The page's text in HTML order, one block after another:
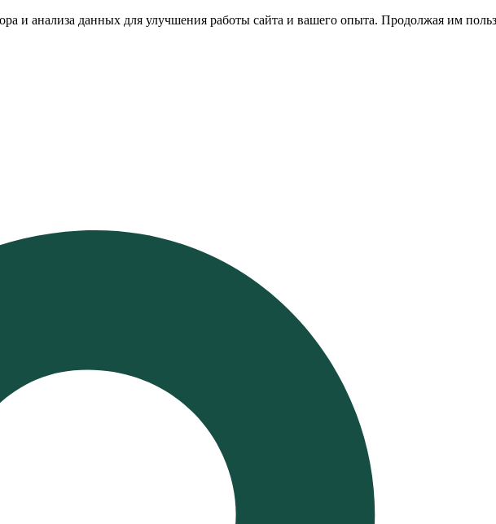
и анализа данных для улучшения работы сайта и вашего опыта. Продолжая им